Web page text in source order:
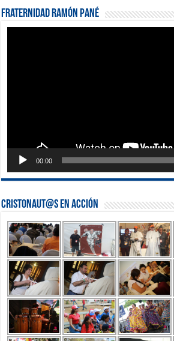
Fraternidad Ramón Pané
00:00
Cristonaut@s en Acción